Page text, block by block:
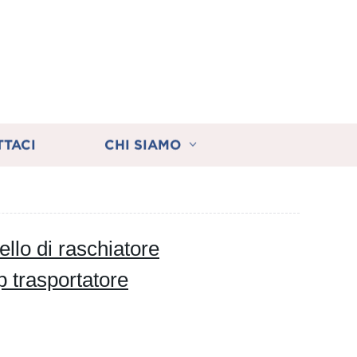
CHI SIAMO
di raschiatore
trasportatore